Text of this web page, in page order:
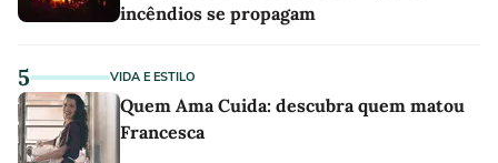
incêndios se propagam
5 VIDA E ESTILO
Quem Ama Cuida: descubra quem matou
Francesca